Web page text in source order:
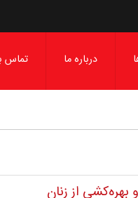
درباره ما تماس
بهره‌کشی از زنان